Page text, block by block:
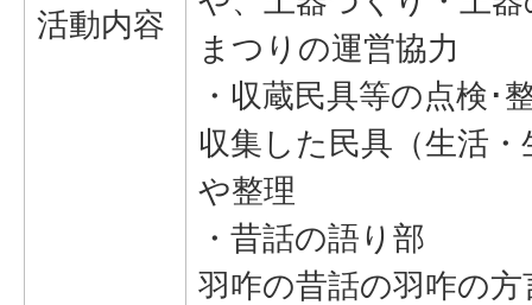
活動内容
まつりの運営協力
・収蔵民具等の点検･
収集した民具（生活
や整理
・昔話の語り部
羽咋の昔話の羽咋の